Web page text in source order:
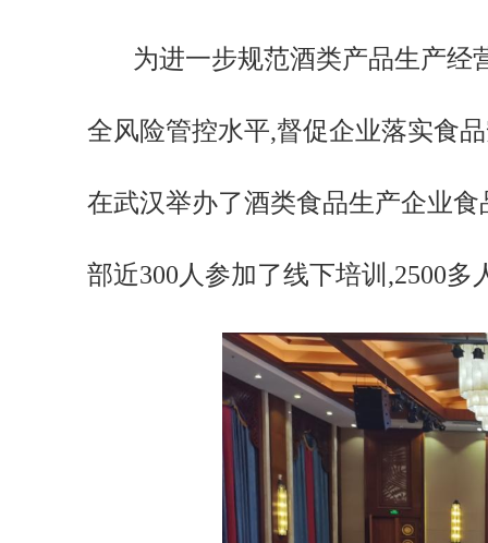
为进一步规范酒类产品生产经
全风险管控水平,督促企业落实食
在武汉举办了酒类食品生产企业
部近300人参加了线下培训,2500多